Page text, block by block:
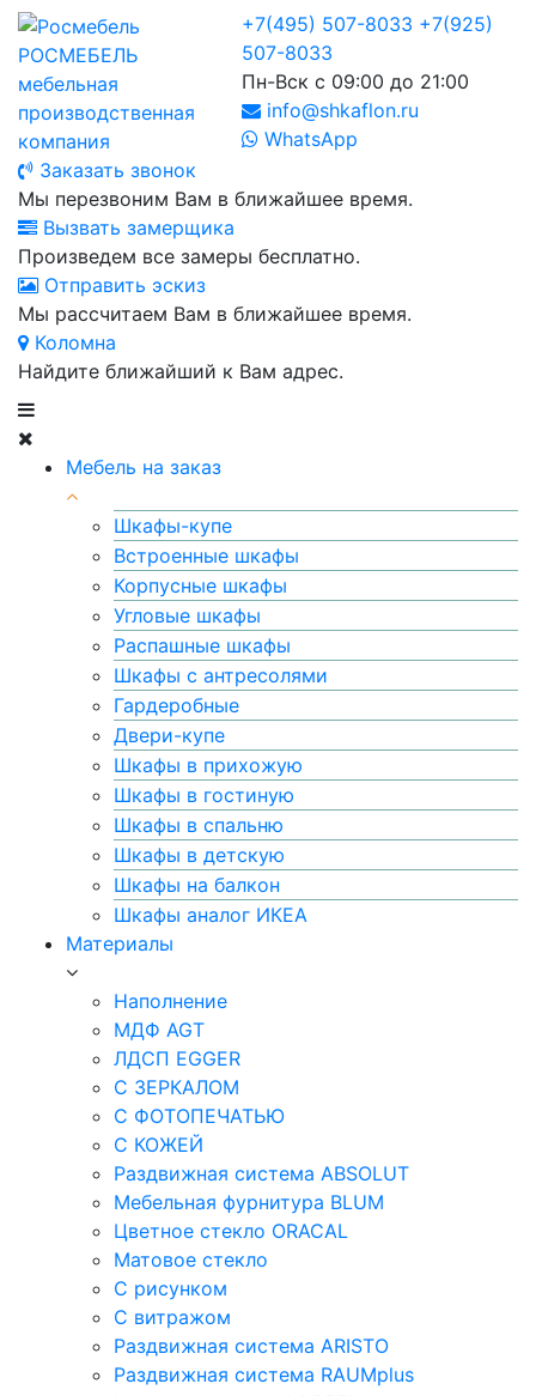
РОСМЕБЕЛЬ
мебельная
производственная
компания
+7(495) 507-8033 +7(925)
507-8033
Пн-Вск с 09:00 до 21:00
info@shkaflon.ru
WhatsApp
Заказать звонок
Мы перезвоним Вам в ближайшее время.
Вызвать замерщика
Произведем все замеры бесплатно.
Отправить эскиз
Мы рассчитаем Вам в ближайшее время.
Коломна
Найдите ближайший к Вам адрес.
Мебель на заказ
Шкафы-купе
Встроенные шкафы
Корпусные шкафы
Угловые шкафы
Распашные шкафы
Шкафы с антресолями
Гардеробные
Двери-купе
Шкафы в прихожую
Шкафы в гостиную
Шкафы в спальню
Шкафы в детскую
Шкафы на балкон
Шкафы аналог ИКЕА
Материалы
Наполнение
МДФ AGT
ЛДСП EGGER
С ЗЕРКАЛОМ
С ФОТОПЕЧАТЬЮ
С КОЖЕЙ
Раздвижная система ABSOLUT
Мебельная фурнитура BLUM
Цветное стекло ORACAL
Матовое стекло
C рисунком
C витражом
Раздвижная система ARISTO
Раздвижная система RAUMplus